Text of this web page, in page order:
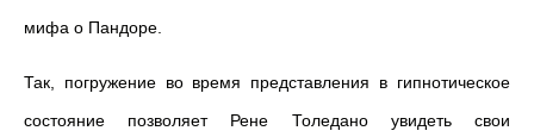
мифа о Пандоре.
Так, погружение во время представления в гипнотическое
состояние позволяет Рене Толедано увидеть свои